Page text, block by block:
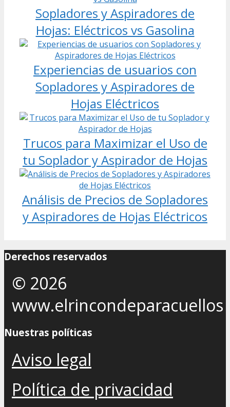
Sopladores y Aspiradores de
Hojas: Eléctricos vs Gasolina
Experiencias de usuarios con
Sopladores y Aspiradores de
Hojas Eléctricos
Trucos para Maximizar el Uso de
tu Soplador y Aspirador de Hojas
Análisis de Precios de Sopladores
y Aspiradores de Hojas Eléctricos
Derechos reservados
© 2026
www.elrincondeparacuellos
Nuestras políticas
Aviso legal
Política de privacidad